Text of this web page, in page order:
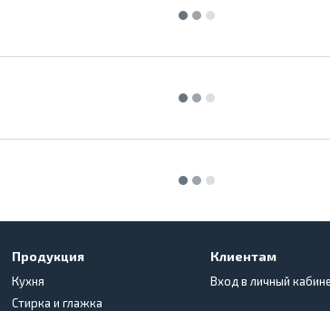
Продукция
Кухня
Стирка и глажка
Клиентам
Вход в личный